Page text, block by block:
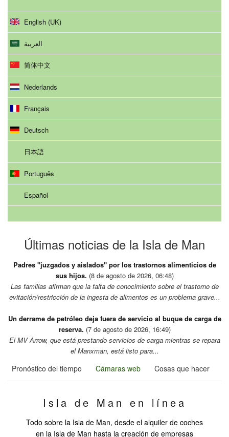
English (UK)
العربية
简体中文
Nederlands
Français
Deutsch
日本語
Português
Español
Últimas noticias de la Isla de Man
Padres "juzgados y aislados" por los trastornos alimenticios de
sus hijos. (8 de agosto de 2026, 06:48)
Las familias afirman que la falta de conocimiento sobre el trastorno de
evitación/restricción de la ingesta de alimentos es un problema grave...
Un derrame de petróleo deja fuera de servicio al buque de carga de
reserva. (7 de agosto de 2026, 16:49)
El MV Arrow, que está prestando servicios de carga mientras se repara
el Manxman, está listo para...
Pronóstico del tiempo Cámaras web Cosas que hacer
Isla de Man en línea
Todo sobre la Isla de Man, desde el alquiler de coches
en la Isla de Man hasta la creación de empresas